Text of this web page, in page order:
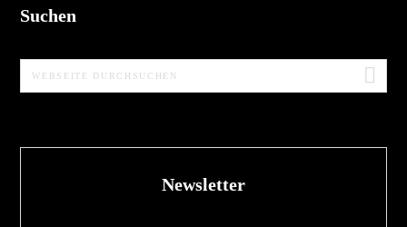
Suchen
Webseite
durchsuchen
Newsletter